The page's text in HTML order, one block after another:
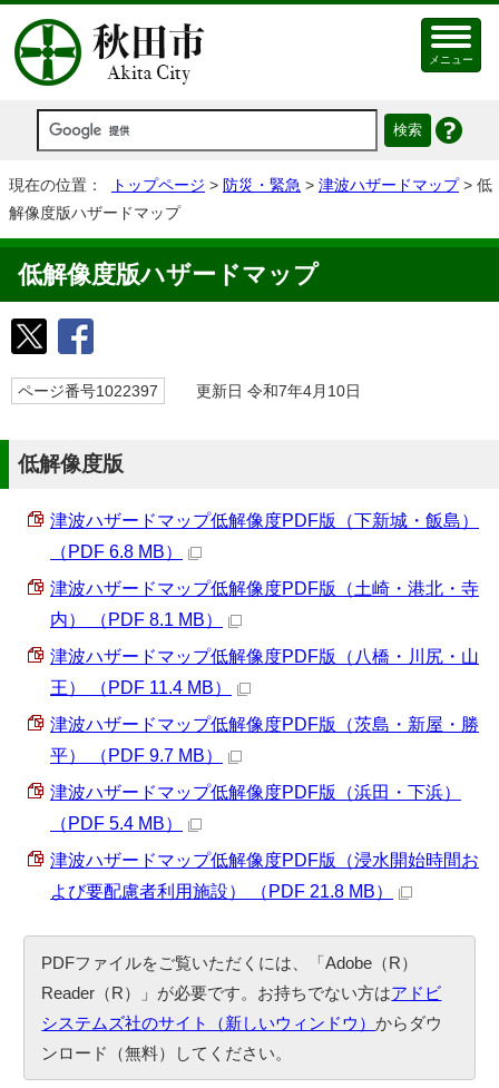
メニュー
現在の位置： トップページ > 防災・緊急 > 津波ハザードマップ> 低
解像度版ハザードマップ
低解像度版ハザードマップ
ページ番号1022397 更新日 令和7年4月10日
低解像度版
津波ハザードマップ低解像度PDF版（下新城・飯島）
（PDF 6.8 MB）
津波ハザードマップ低解像度PDF版（土崎・港北・寺
内） （PDF 8.1 MB）
津波ハザードマップ低解像度PDF版（八橋・川尻・山
王） （PDF 11.4 MB）
津波ハザードマップ低解像度PDF版（茨島・新屋・勝
平） （PDF 9.7 MB）
津波ハザードマップ低解像度PDF版（浜田・下浜）
（PDF 5.4 MB）
津波ハザードマップ低解像度PDF版（浸水開始時間お
よび要配慮者利用施設） （PDF 21.8 MB）
PDFファイルをご覧いただくには、「Adobe（R）
Reader（R）」が必要です。お持ちでない方はアドビ
システムズ社のサイト（新しいウィンドウ）からダウ
ンロード（無料）してください。